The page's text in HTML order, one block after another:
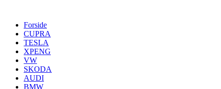
Forside
CUPRA
TESLA
XPENG
VW
SKODA
AUDI
BMW